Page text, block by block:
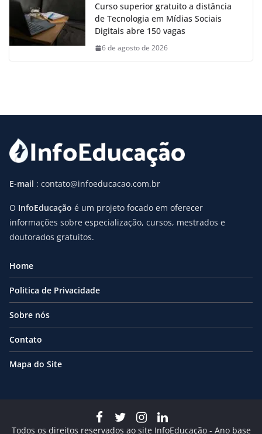
Curso superior gratuito a distância
de Tecnologia em Mídias Sociais
Digitais abre 150 vagas
6 de agosto de 2026
E-mail : contato@infoeducacao.com.br
O InfoEducação é um projeto focado em oferecer
informações sobre especialização, cursos, mestrados e
doutorados gratuitos.
Home
Politica de Privacidade
Sobre nós
Contato
Mapa do Site
Todos os direitos reservados ao site InfoEducação - Ano base